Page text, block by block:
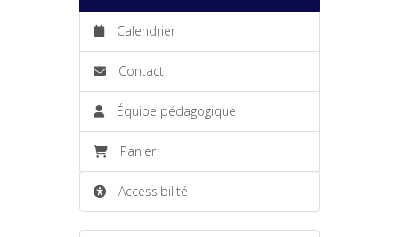
Calendrier
Contact
Équipe pédagogique
Panier
Accessibilité